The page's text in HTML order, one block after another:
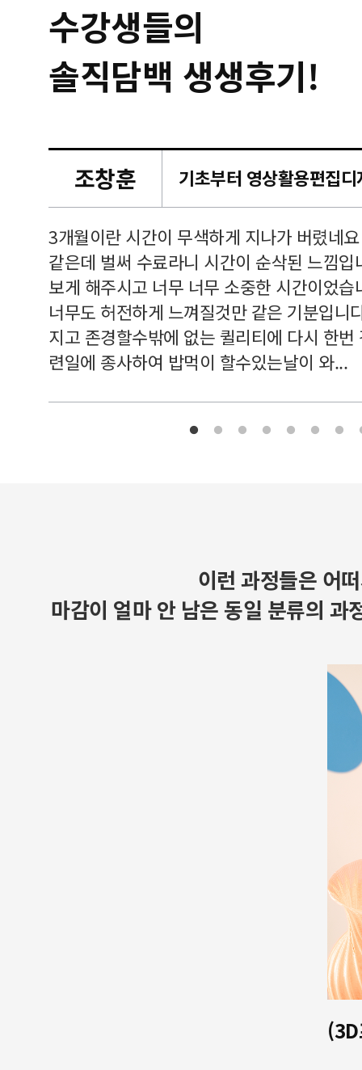
수강생들의
솔직담백 생생후기!
조창훈
3개월이란 시간이 무색하게 지나가 버렸네
같은데 벌써 수료라니 시간이 순삭된 느낌
보게 해주시고 너무 너무 소중한 시간이었
너무도 허전하게 느껴질것만 같은 기분입니
지고 존경할수밖에 없는 퀼리티에 다시 한
련일에 종사하여 밥먹이 할수있는날이 와...
이런 과정들은 어
마감이 얼마 안 남은 동일 분류의 과